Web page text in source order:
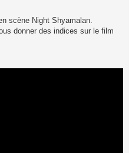
scène Night Shyamalan.
donner des indices sur le film